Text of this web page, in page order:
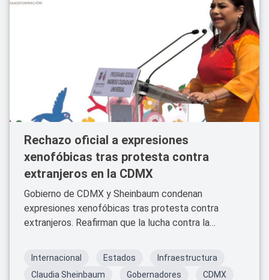
Rechazo oficial a expresiones
xenofóbicas tras protesta contra
extranjeros en la CDMX
Gobierno de CDMX y Sheinbaum condenan
expresiones xenofóbicas tras protesta contra
extranjeros. Reafirman que la lucha contra la
Internacional Estados
Infraestructura
Claudia Sheinbaum
Gobernadores
CDMX